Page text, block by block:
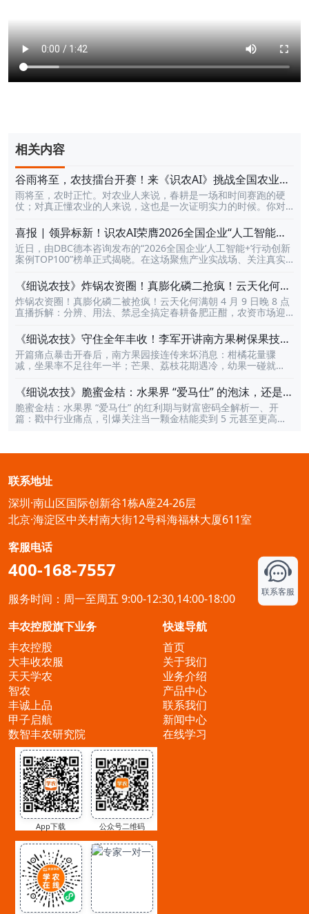
相关内容
谷雨将至，农技擂台开赛！来《识农AI》挑战全国农业高
手农业技术，赢每周豪礼与万元大奖
雨将至，农时正忙。对农业人来说，春耕是一场和时间赛跑的硬
仗；对真正懂农业的人来说，这也是一次证明实力的时候。你对
农业、作物种植这些内容，到底有多熟？你敢不敢和全国农业人
同台较量，打一场真正的农技擂台？现在，机会来了。《识农AI·
谷雨耕学季》正式开启！这不是一次普通的答题活动，而是一场
面向全国农业人的知识PK赛。这里有10000+道农技题库，覆盖9
高手、种植能人、农业学霸同台比拼，看看谁才是真正“最懂农业
的人”。活动期间，不仅能靠实力登上全国排行榜，还有每周豪
礼、排行榜奖励、万元大奖等
喜报 | 领异标新！识农AI荣膺2026全国企业“人工智能
+”行动创新案例TOP100
近日，由DBC德本咨询发布的“2026全国企业‘人工智能+’行动创新
案例TOP100”榜单正式揭晓。在这场聚焦产业实战场、关注真实
「“识农AI”基于多模态大模型的田间地头AI应用实践」强势登榜，
并荣获“领异标新”的评审结论！撕开产业痛点的口子，做最懂农业
的AI正如评选文章中所言，中国AI的独特路径在于“场景驱动、技
术迭代”。我们不是拿着AI这把锤子去满世界找钉子，而是看到了
景的技术利器。识农AI自诞生起，就拒绝做停留在实验室里的“酷
炫”模型。我们致力于将前沿的多模态大模型技术与扎实的
《细说农技》炸锅农资圈！真膨化磷二抢疯！云天化何满
朝直播拆解分辨用法禁忌｜4 月 9 日晚 8 点
炸锅农资圈！真膨化磷二被抢疯！云天化何满朝 4 月 9 日晚 8 点
直播拆解：分辨、用法、禁忌全搞定春耕备肥正酣，农资市场迎
底火出圈，多地出现排队抢购、断货补货热潮，成为果树、蔬
菜、大田作物种植户眼中的 “增产刚需”。然而，随着热度飙升，
市场乱象也层出不穷：假货泛滥、真假难辨、用法不当导致肥效
全无、禁忌不清引发肥害…… 诸多痛点让无数农户 “花高价买无效
造的《细说农技》专场直播，将于4 月 9 日晚上 8 点准时开播！
云天化资深农艺师何满朝坐镇直播间，一次性讲透真膨化磷酸二
氢钾
《细说农技》守住全年丰收！李军开讲南方果树保果技
术，｜3 月 26 日晚 8 点
开篇痛点暴击开春后，南方果园接连传来坏消息：柑橘花量骤
减，坐果率不足往年一半；芒果、荔枝花期遇冷，幼果一碰就
疏的枝条叹气：“花少果难保，今年又要白干了？”别慌！行业实战
派专家李军带着一套经过千亩果园验证的 “保果密码” 来了，要帮
果农把流失的产量 “抢” 回来！核心爆点拆解本次「细说农技」直
播，李军将彻底打破 “保果靠运气” 的误区，用 3 大硬核干货直击
把每一个导致落花落果的 “隐形杀手” 揪出来，让果农一眼看懂自
《细说农技》脆蜜金桔：水果界 “爱马仕” 的泡沫，还是真
红利？19日晚8点！
脆蜜金桔：水果界 “爱马仕” 的红利期与财富密码全解析一、开
篇：戳中行业痛点，引爆关注当一颗金桔能卖到 5 元甚至更高，
和从业者都在追问：这波高价红利还能持续多久？盲目跟风会不
农业农村专业技术协会名誉会长韦建勋将做客《细说农技》直播
间，以数十年一线实战经验，为大家拆解脆蜜金桔的产业现状、
市场趋势，揭秘高产种植技术与长久盈利模式，帮从业者抓住窗
口期、规避风险，把 “短期爆款” 变成 “长期摇钱树”。二、核心内
容
联系客服
联系地址
深圳·南山区国际创新谷1栋A座24-26层
北京·海淀区中关村南大街12号科海福林大厦611室
客服电话
400-168-7557
服务时间：周一至周五 9:00-12:30,14:00-18:00
丰农控股旗下业务
丰农控股
大丰收农服
天天学农
智农
丰诚上品
甲子启航
数智丰农研究院
快速导航
首页
关于我们
业务介绍
产品中心
联系我们
新闻中心
在线学习
App下载 公众号二维码